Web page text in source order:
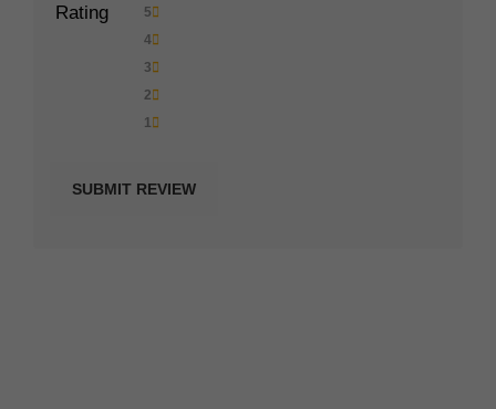
Rating
5
4
3
2
1